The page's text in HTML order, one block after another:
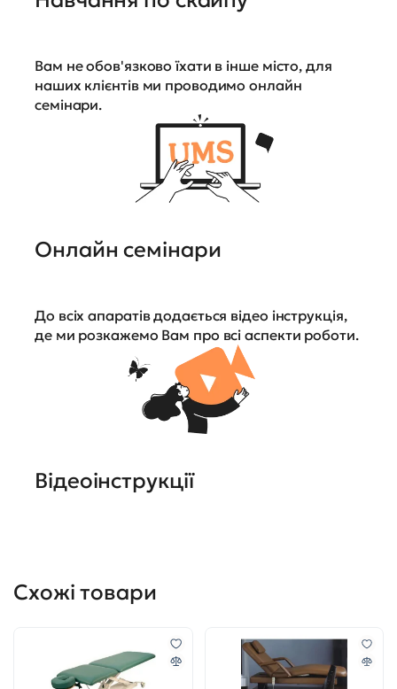
Вам не обов'язково їхати в інше місто, для
наших клієнтів ми проводимо онлайн
семінари.
Онлайн семінари
До всіх апаратів додається відео інструкція,
де ми розкажемо Вам про всі аспекти роботи.
Відеоінструкції
Схожі товари